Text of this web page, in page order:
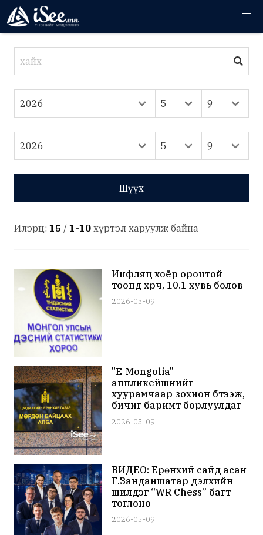
Шүүх
Илэрц: 15 / 1-10 хүртэл харуулж байна
Инфляц хоёр оронтой
тоонд хүрч, 10.1 хувь болов
2026-05-09
"E-Mongolia"
аппликейшнийг
хуурамчаар зохион бүтээж,
бичиг баримт борлуулдаг
этгээдүүдийг баривчилжээ
2026-05-09
ВИДЕО: Ерөнхий сайд асан
Г.Занданшатар дэлхийн
шилдэг “WR Chess” багт
тоглоно
2026-05-09